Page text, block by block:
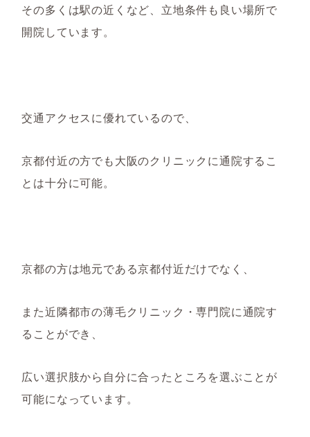
その多くは駅の近くなど、立地条件も良い場所で
開院しています。
交通アクセスに優れているので、
京都付近の方でも大阪のクリニックに通院するこ
とは十分に可能。
京都の方は地元である京都付近だけでなく、
また近隣都市の薄毛クリニック・専門院に通院す
ることができ、
広い選択肢から自分に合ったところを選ぶことが
可能になっています。